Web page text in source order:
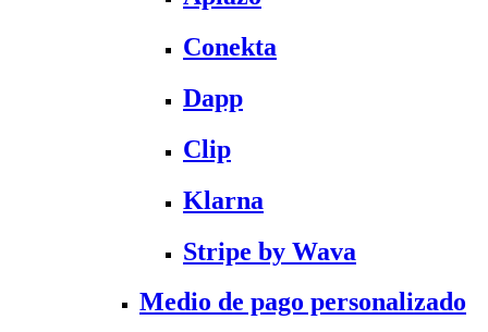
Conekta
Dapp
Clip
Klarna
Stripe by Wava
Medio de pago personalizado